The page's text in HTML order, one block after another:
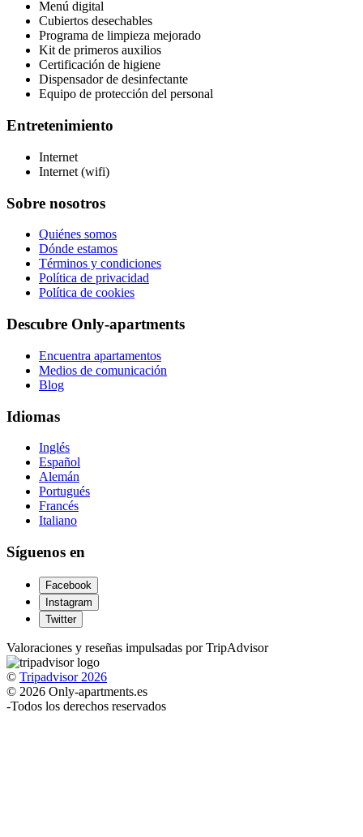
Menú digital
Cubiertos desechables
Programa de limpieza mejorado
Kit de primeros auxilios
Certificación de higiene
Dispensador de desinfectante
Equipo de protección del personal
Entretenimiento
Internet
Internet (wifi)
Sobre nosotros
Quiénes somos
Dónde estamos
Términos y condiciones
Política de privacidad
Política de cookies
Descubre Only-apartments
Encuentra apartamentos
Medios de comunicación
Blog
Idiomas
Inglés
Español
Alemán
Portugués
Francés
Italiano
Síguenos en
Facebook
Instagram
Twitter
Valoraciones y reseñas impulsadas por TripAdvisor
© Tripadvisor 2026
© 2026 Only-apartments.es
-Todos los derechos reservados